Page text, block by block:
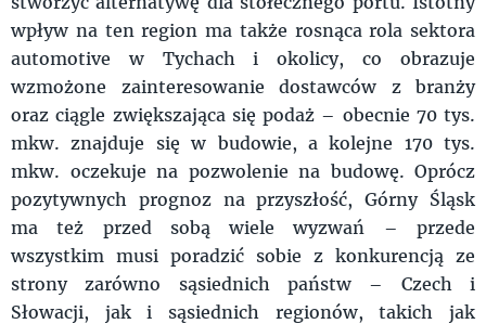
wpływ na ten region ma także rosnąca rola sektora
automotive w Tychach i okolicy, co obrazuje
wzmożone zainteresowanie dostawców z branży
oraz ciągle zwiększająca się podaż – obecnie 70 tys.
mkw. znajduje się w budowie, a kolejne 170 tys.
mkw. oczekuje na pozwolenie na budowę. Oprócz
pozytywnych prognoz na przyszłość, Górny Śląsk
ma też przed sobą wiele wyzwań – przede
wszystkim musi poradzić sobie z konkurencją ze
strony zarówno sąsiednich państw – Czech i
Słowacji, jak i sąsiednich regionów, takich jak